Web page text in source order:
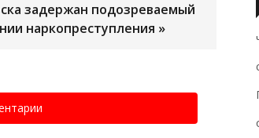
задержан подозреваемый
наркопреступления »